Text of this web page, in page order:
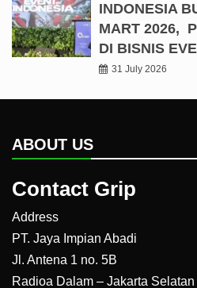
INDONESIA
MART 2026,
DI BISNIS
31 July 2026
ABOUT US
Contact Grip
Address
PT. Jaya Impian Abadi
Jl. Antena 1 no. 5B
Radioa Dalam – Jakarta Selatan